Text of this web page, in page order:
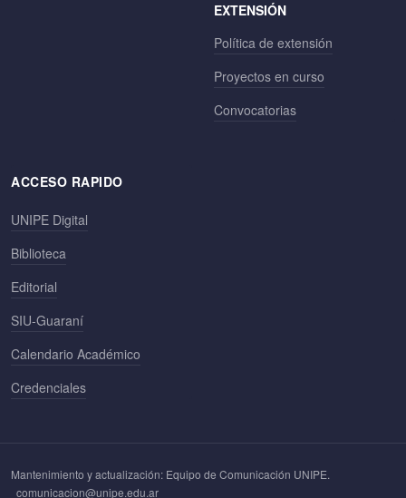
EXTENSIÓN
Política de extensión
Proyectos en curso
Convocatorias
ACCESO RAPIDO
UNIPE Digital
Biblioteca
Editorial
SIU-Guaraní
Calendario Académico
Credenciales
Mantenimiento y actualización: Equipo de Comunicación UNIPE.
comunicacion@unipe.edu.ar